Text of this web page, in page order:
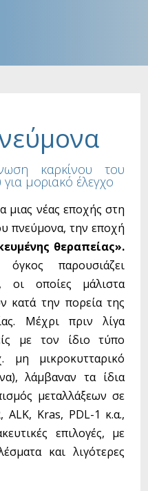
με Υπέρηχο
| Navigation
+ Stent
πνεύμονα
Πνευμονικού Όγκου
τον ύπνο
- Ίνωση
καρκίνου του
μοριακό έλεγχο
μιας νέας εποχής στη
πνεύμονα, την εποχή
θεραπείας».
παρουσιάζει
οι οποίες μάλιστα
κατά την πορεία της
Μέχρι πριν λίγα
με τον ίδιο τύπο
μη μικροκυτταρικό
λάμβαναν τα ίδια
μεταλλάξεων σε
ALK, Kras, PDL-1 κ.α.,
επιλογές, με
και λιγότερες